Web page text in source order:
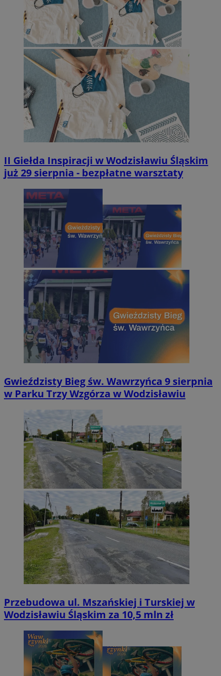
II Giełda Inspiracji w Wodzisławiu Śląskim
już 29 sierpnia - bezpłatne warsztaty
Gwieździsty Bieg św. Wawrzyńca 9 sierpnia
w Parku Trzy Wzgórza w Wodzisławiu
Przebudowa ul. Mszańskiej i Turskiej w
Wodzisławiu Śląskim za 10,5 mln zł